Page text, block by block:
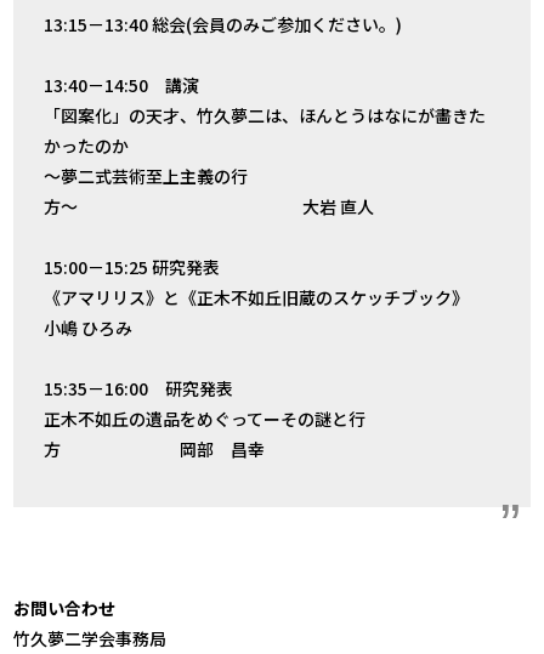
13:15－13:40 総会(会員のみご参加ください。)
13:40－14:50 講演
「図案化」の天才、竹久夢二は、ほんとうはなにが畵きた
かったのか
〜夢二式芸術至上主義の行
方〜 大岩 直人
15:00－15:25 研究発表
《アマリリス》と《正木不如丘旧蔵のスケッチブック》
小嶋 ひろみ
15:35－16:00 研究発表
正木不如丘の遺品をめぐってーその謎と行
方 岡部 昌幸
お問い合わせ
竹久夢二学会事務局